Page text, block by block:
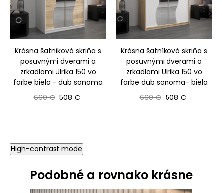
Krásna šatníková skriňa s
posuvnými dverami a
zrkadlami Ulrika 150 vo
farbe biela - dub sonoma
Bežná cena
660 € Cena
508 €
Krásna šatníková skriňa s
posuvnými dverami a
zrkadlami Ulrika 150 vo
farbe dub sonoma- biela
Bežná cena
660 € Cena
508 €
High-contrast mode
Podobné a rovnako krásne